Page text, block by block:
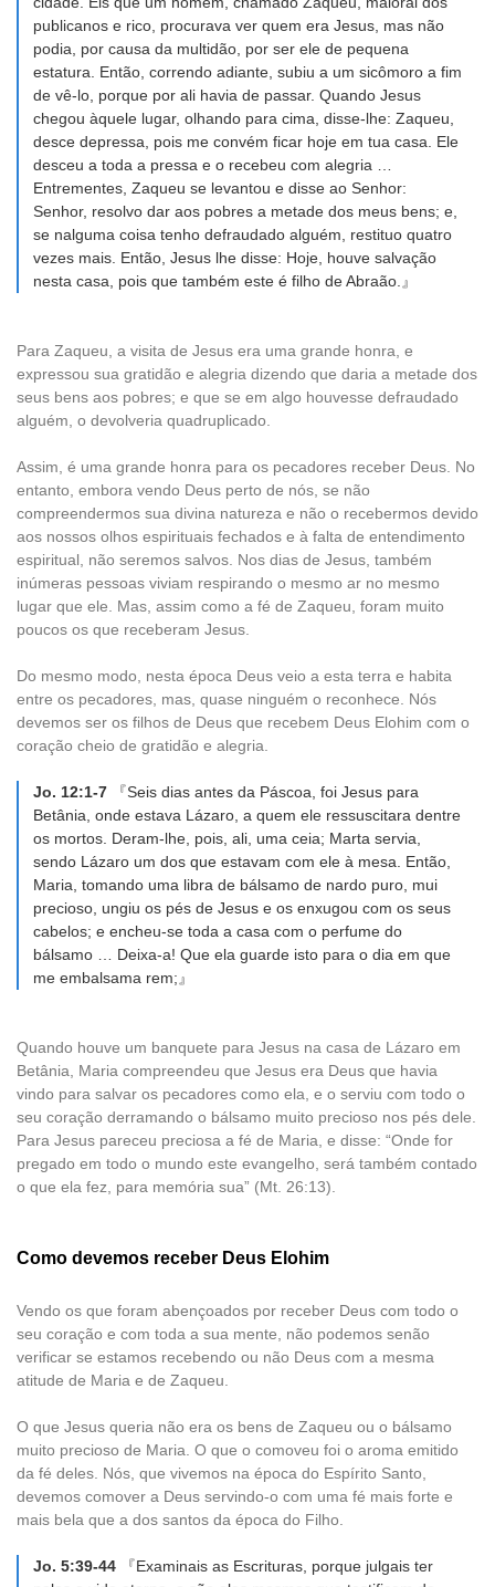
publicanos e rico, procurava ver quem era Jesus, mas não
podia, por causa da multidão, por ser ele de pequena
estatura. Então, correndo adiante, subiu a um sicômoro a fim
de vê-lo, porque por ali havia de passar. Quando Jesus
chegou àquele lugar, olhando para cima, disse-lhe: Zaqueu,
desce depressa, pois me convém ficar hoje em tua casa. Ele
desceu a toda a pressa e o recebeu com alegria …
Entrementes, Zaqueu se levantou e disse ao Senhor:
Senhor, resolvo dar aos pobres a metade dos meus bens; e,
se nalguma coisa tenho defraudado alguém, restituo quatro
vezes mais. Então, Jesus lhe disse: Hoje, houve salvação
nesta casa, pois que também este é filho de Abraão.』
Para Zaqueu, a visita de Jesus era uma grande honra, e
expressou sua gratidão e alegria dizendo que daria a metade dos
seus bens aos pobres; e que se em algo houvesse defraudado
alguém, o devolveria quadruplicado.
Assim, é uma grande honra para os pecadores receber Deus. No
entanto, embora vendo Deus perto de nós, se não
compreendermos sua divina natureza e não o recebermos devido
aos nossos olhos espirituais fechados e à falta de entendimento
espiritual, não seremos salvos. Nos dias de Jesus, também
inúmeras pessoas viviam respirando o mesmo ar no mesmo
lugar que ele. Mas, assim como a fé de Zaqueu, foram muito
poucos os que receberam Jesus.
Do mesmo modo, nesta época Deus veio a esta terra e habita
entre os pecadores, mas, quase ninguém o reconhece. Nós
devemos ser os filhos de Deus que recebem Deus Elohim com o
coração cheio de gratidão e alegria.
Jo. 12:1-7
『Seis dias antes da Páscoa, foi Jesus para
Betânia, onde estava Lázaro, a quem ele ressuscitara dentre
os mortos. Deram-lhe, pois, ali, uma ceia; Marta servia,
sendo Lázaro um dos que estavam com ele à mesa. Então,
Maria, tomando uma libra de bálsamo de nardo puro, mui
precioso, ungiu os pés de Jesus e os enxugou com os seus
cabelos; e encheu-se toda a casa com o perfume do
bálsamo … Deixa-a! Que ela guarde isto para o dia em que
me embalsama rem;』
Quando houve um banquete para Jesus na casa de Lázaro em
Betânia, Maria compreendeu que Jesus era Deus que havia
vindo para salvar os pecadores como ela, e o serviu com todo o
seu coração derramando o bálsamo muito precioso nos pés dele.
Para Jesus pareceu preciosa a fé de Maria, e disse: “Onde for
pregado em todo o mundo este evangelho, será também contado
o que ela fez, para memória sua” (Mt. 26:13).
Como devemos receber Deus Elohim
Vendo os que foram abençoados por receber Deus com todo o
seu coração e com toda a sua mente, não podemos senão
verificar se estamos recebendo ou não Deus com a mesma
atitude de Maria e de Zaqueu.
O que Jesus queria não era os bens de Zaqueu ou o bálsamo
muito precioso de Maria. O que o comoveu foi o aroma emitido
da fé deles. Nós, que vivemos na época do Espírito Santo,
devemos comover a Deus servindo-o com uma fé mais forte e
mais bela que a dos santos da época do Filho.
Jo. 5:39-44
『Examinais as Escrituras, porque julgais ter